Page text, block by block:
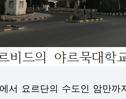
서 요르단의 수도인 암만